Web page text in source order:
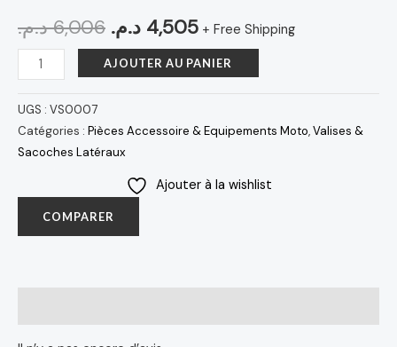
6,006 د.م. 4,505 د.م. + Free Shipping
AJOUTER AU PANIER
UGS : VS0007
Catégories : Pièces Accessoire & Equipements Moto,Valises &
Sacoches Latéraux
Ajouter à la wishlist
COMPARER